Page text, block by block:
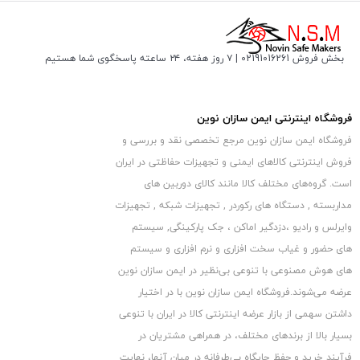
که باعث می شود کار کردن با آن بسیار آسان باشد و به راحتی بتوانید تنظیمات
مختلف را انجامدهید. جهت مشاهده تصاویر بر روی مانیتور یا تلویزیون
ایندستگاه ضبط دوربین مداربسته
1080N دارای درگاه های خروجی
خروجی صدا می باشد.
1080N :
برند: NSM
بخش فروش 02191016261 | ۷ روز هفته، ۲۴ ساعته پاسخگوی شما هستیم
فروشگاه اینترنتی ایمن سازان نوین
فروشگاه ایمن سازان نوین مرجع تخصصی نقد و بررسی و
فروش اینترنتی کالاهای ایمنی و تجهیزات حفاظتی در ایران
است. گروه‏‏‌های مختلف کالا مانند کالای دوربین های
مداربسته , دستگاه های رکوردر , تجهیزات شبکه , تجهیزات
وایرلس و رادیو ،دزدگیر اماکن ، جک پارکینگی, سیستم
های حضور و غیاب سخت افزاری و نرم افزاری و سیستم
های هوش مصنوعی با تنوعی بی‌نظیر در ایمن سازان نوین
عرضه می‏‏‏‌شوند.فروشگاه ایمن سازان نوین با در اختیار
داشتن سهمی از بازار عرضه اینترنتی کالا در ایران با تنوعی
بسیار بالا از برندهای مختلف، در همراهی مشتریان در